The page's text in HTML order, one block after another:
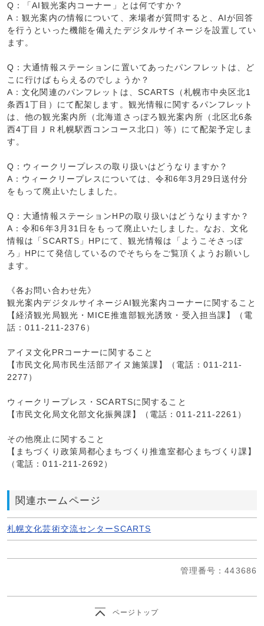
Q：「AI観光案内コーナー」とは何ですか？
A：観光案内の情報について、来場者が質問すると、AIが回答
を行うといった機能を備えたデジタルサイネージを設置してい
ます。
Q：大通情報ステーションに置いてあったパンフレットは、ど
こに行けばもらえるのでしょうか？
A：文化関連のパンフレットは、SCARTS（札幌市中央区北1
条西1丁目）にて配架します。観光情報に関するパンフレット
は、他の観光案内所（北海道さっぽろ観光案内所（北区北6条
西4丁目ＪＲ札幌駅西コンコース北口）等）にて配架予定しま
す。
Q：ウィークリープレスの取り扱いはどうなりますか？
A：ウィークリープレスについては、令和6年3月29日送付分
をもって廃止いたしました。
Q：大通情報ステーションHPの取り扱いはどうなりますか？
A：令和6年3月31日をもって廃止いたしました。なお、文化
情報は「SCARTS」HPにて、観光情報は「ようこそさっぽ
ろ」HPにて発信しているのでそちらをご覧頂くようお願いし
ます。
《各お問い合わせ先》
観光案内デジタルサイネージAI観光案内コーナーに関すること
【経済観光局観光・MICE推進部観光誘致・受入担当課】（電
話：011-211-2376）
アイヌ文化PRコーナーに関すること
【市民文化局市民生活部アイヌ施策課】（電話：011-211-
2277）
ウィークリープレス・SCARTSに関すること
【市民文化局文化部文化振興課】（電話：011-211-2261）
その他廃止に関すること
【まちづくり政策局都心まちづくり推進室都心まちづくり課】
（電話：011-211-2692）
関連ホームページ
札幌文化芸術交流センターSCARTS
管理番号 ：443686
ページトップ